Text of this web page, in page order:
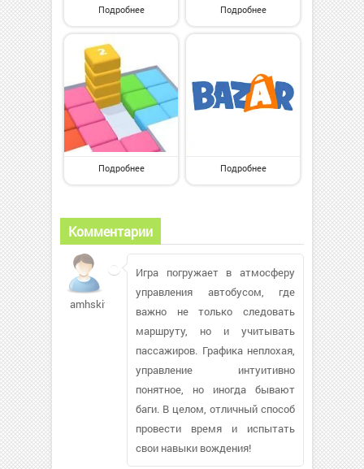
Подробнее Подробнее
Подробнее Подробнее
Комментарии
amhskitz74
Игра погружает в атмосферу
управления автобусом, где
важно не только следовать
маршруту, но и учитывать
пассажиров. Графика неплохая,
управление интуитивно
понятное, но иногда бывают
баги. В целом, отличный способ
провести время и испытать
свои навыки вождения!